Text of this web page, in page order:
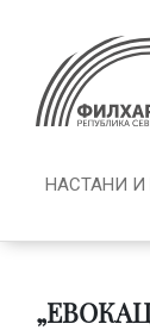
НАСТАНИ И